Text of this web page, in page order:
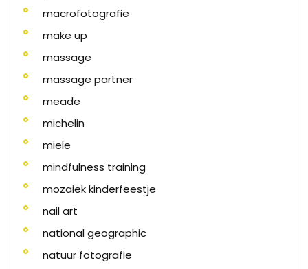
macrofotografie
make up
massage
massage partner
meade
michelin
miele
mindfulness training
mozaiek kinderfeestje
nail art
national geographic
natuur fotografie